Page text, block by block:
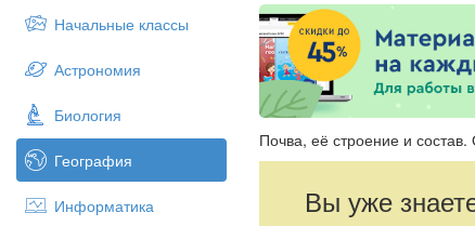
Начальные классы
Астрономия
Биология
География
Информатика
Почва, её строение и
Вы уже